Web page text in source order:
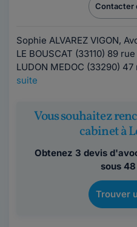
Contacter
Sophie ALVAREZ VIGON,
LE BOUSCAT (33110) 89
LUDON MEDOC (33290)
suite
Vous souhaitez
cabinet à
Obtenez 3 devis
sous
Trouver